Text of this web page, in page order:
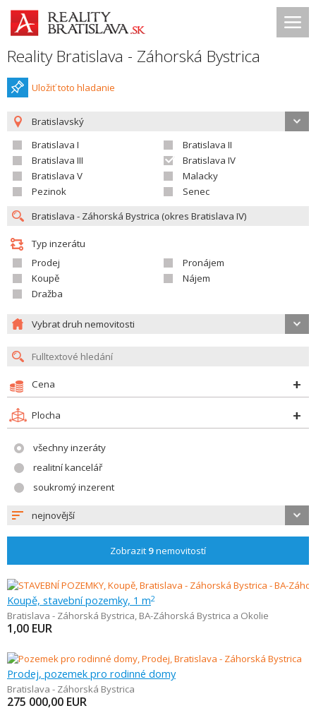
Reality Bratislava - Záhorská Bystrica
Uložiť toto hladanie
Bratislavský
Bratislava I
Bratislava II
Bratislava III
Bratislava IV
Bratislava V
Malacky
Pezinok
Senec
Typ inzerátu
Prodej
Pronájem
Koupě
Nájem
Dražba
Vybrat druh nemovitosti
Cena
Plocha
všechny inzeráty
realitní kancelář
soukromý inzerent
nejnovější
Zobrazit 9nemovitostí
Koupě, stavební pozemky, 1 m2
Bratislava - Záhorská Bystrica, BA-Záhorská Bystrica a Okolie
1,00 EUR
Prodej, pozemek pro rodinné domy
Bratislava - Záhorská Bystrica
275 000,00 EUR